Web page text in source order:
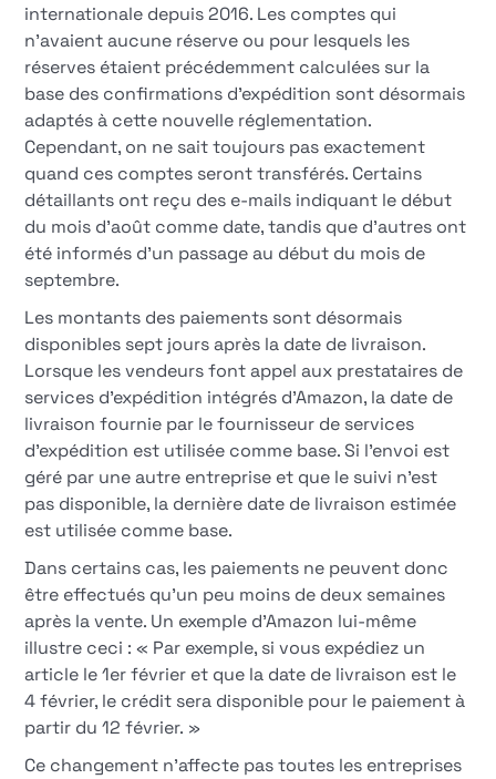
internationale depuis 2016. Les comptes qui
n'avaient aucune réserve ou pour lesquels les
réserves étaient précédemment calculées sur la
base des confirmations d'expédition sont désormais
adaptés à cette nouvelle réglementation.
Cependant, on ne sait toujours pas exactement
quand ces comptes seront transférés. Certains
détaillants ont reçu des e-mails indiquant le début
du mois d'août comme date, tandis que d'autres ont
été informés d'un passage au début du mois de
septembre.
Les montants des paiements sont désormais
disponibles sept jours après la date de livraison.
Lorsque les vendeurs font appel aux prestataires de
services d'expédition intégrés d'Amazon, la date de
livraison fournie par le fournisseur de services
d'expédition est utilisée comme base. Si l'envoi est
géré par une autre entreprise et que le suivi n'est
pas disponible, la dernière date de livraison estimée
est utilisée comme base.
Dans certains cas, les paiements ne peuvent donc
être effectués qu'un peu moins de deux semaines
après la vente. Un exemple d'Amazon lui-même
illustre ceci : « Par exemple, si vous expédiez un
article le 1er février et que la date de livraison est le
4 février, le crédit sera disponible pour le paiement à
partir du 12 février. »
Ce changement n'affecte pas toutes les entreprises